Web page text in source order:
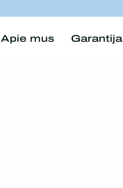
Apie mus Garantija